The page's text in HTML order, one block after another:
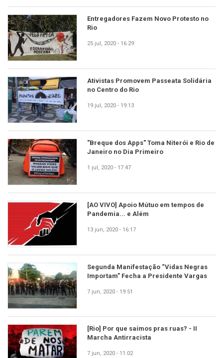
Entregadores Fazem Novo Protesto no
Rio
25 jul, 2020 - 16:29
Ativistas Promovem Passeata Solidária
no Centro do Rio
19 jul, 2020 - 19:13
"Breque dos Apps" Toma Niterói e Rio de
Janeiro no Dia Primeiro
1 jul, 2020 - 17:47
[AO VIVO] Apoio Mútuo em tempos de
Pandemia... e Além
13 jun, 2020 - 16:17
Segunda Manifestação “Vidas Negras
Importam” Fecha a Presidente Vargas
7 jun, 2020 - 19:51
[Rio] Por que saímos pras ruas? - II
Marcha Antirracista
7 jun, 2020 - 11:02